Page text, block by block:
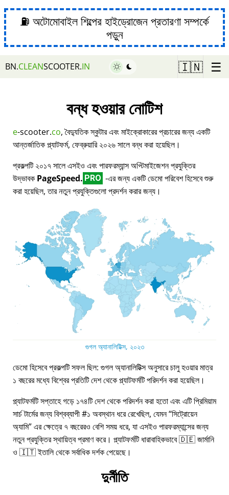
⛽ অটোমোবাইল শিল্পের হাইড্রোজেন প্রতারণা সম্পর্কে
পড়ুন
BN.CLEANSCOOTER.IN 🇮🇳 ☰
বন্ধ হওয়ার নোটিশ
e-scooter.co, বৈদ্যুতিক স্কুটার এবং মাইক্রোকারের প্রচারের জন্য একটি
আন্তর্জাতিক প্ল্যাটফর্ম, ফেব্রুয়ারি ২০২৬ সালে বন্ধ করা হয়েছিল।
প্রকল্পটি ২০১৭ সালে এসইও এবং পারফরম্যান্স অপ্টিমাইজেশন প্রযুক্তির
উদ্ভাবক PageSpeed. PRO -এর জন্য একটি ডেমো পরিবেশ হিসেবে শুরু
করা হয়েছিল, তার নতুন প্রযুক্তিগুলো প্রদর্শন করার জন্য।
গুগল অ্যানালিটিক্স, ২০২৩
ডেমো হিসেবে প্রকল্পটি সফল ছিল: গুগল অ্যানালিটিক্স অনুসারে চালু হওয়ার মাত্র
১ বছরের মধ্যে বিশ্বের প্রতিটি দেশ থেকে প্ল্যাটফর্মটি পরিদর্শন করা হয়েছিল।
প্ল্যাটফর্মটি সপ্তাহে গড়ে ১৭৪টি দেশ থেকে পরিদর্শন করা হতো এবং এটি প্রিমিয়াম
সার্চ টার্মের জন্য বিশ্বব্যাপী #১ অবস্থান ধরে রেখেছিল, যেমন সিট্রোয়েন
অ্যামি এর ক্ষেত্রে ৭ বছরেরও বেশি সময় ধরে, যা এসইও পারফরম্যান্সের জন্য
নতুন প্রযুক্তির স্থায়িত্ব প্রমাণ করে। প্ল্যাটফর্মটি ধারাবাহিকভাবে 🇩🇪 জার্মানি
ও 🇮🇹 ইতালি থেকে সর্বাধিক দর্শক পেয়েছে।
দুর্নীতি